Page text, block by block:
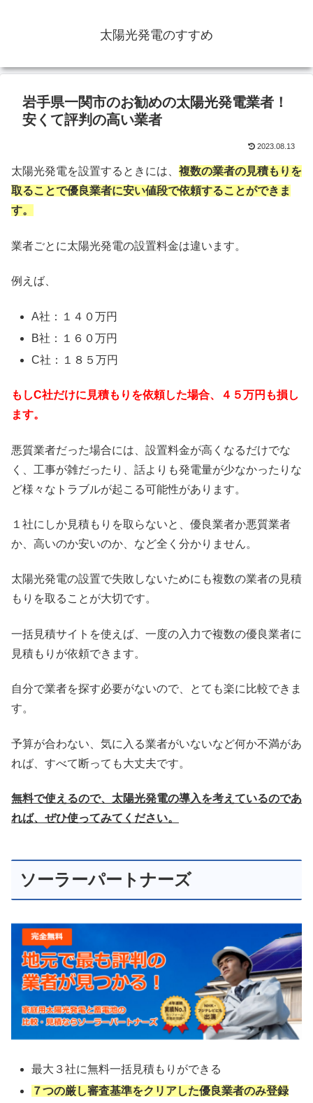
太陽光発電のすすめ
岩手県一関市のお勧めの太陽光発電業者！
安くて評判の高い業者
2023.08.13
太陽光発電を設置するときには、 複数の業者の見積もりを
取ることで優良業者に安い値段で依頼することができま
す。
業者ごとに太陽光発電の設置料金は違います。
例えば、
A社：１４０万円
B社：１６０万円
C社：１８５万円
もしC社だけに見積もりを依頼した場合、４５万円も損し
ます。
悪質業者だった場合には、設置料金が高くなるだけでな
く、工事が雑だったり、話よりも発電量が少なかったりな
ど様々なトラブルが起こる可能性があります。
１社にしか見積もりを取らないと、優良業者か悪質業者
か、高いのか安いのか、など全く分かりません。
太陽光発電の設置で失敗しないためにも複数の業者の見積
もりを取ることが大切です。
一括見積サイトを使えば、一度の入力で複数の優良業者に
見積もりが依頼できます。
自分で業者を探す必要がないので、とても楽に比較できま
す。
予算が合わない、気に入る業者がいないなど何か不満があ
れば、すべて断っても大丈夫です。
無料で使えるので、太陽光発電の導入を考えているのであ
れば、ぜひ使ってみてください。
ソーラーパートナーズ
最大３社に無料一括見積もりができる
７つの厳し審査基準をクリアした優良業者のみ登録